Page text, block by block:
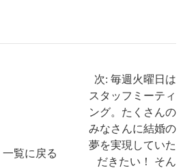
一覧に戻る
次: 毎週火曜日は
スタッフミーティ
ング。たくさんの
みなさんに結婚の
夢を実現していた
だきたい！ そん